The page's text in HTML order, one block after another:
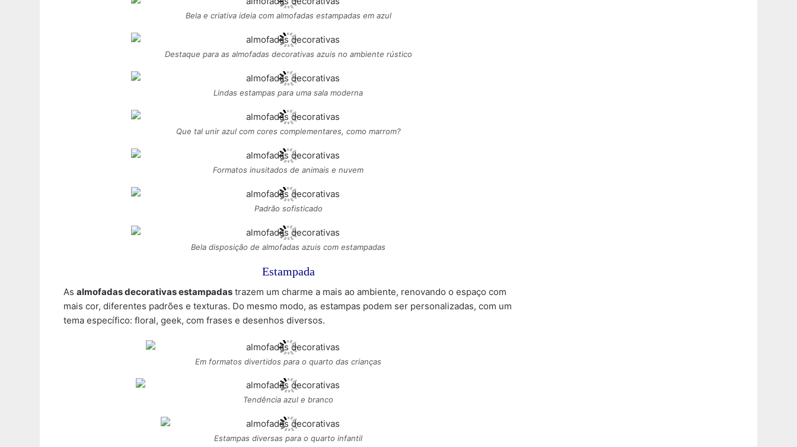
Bela e criativa ideia com almofadas estampadas em azul
Destaque para as almofadas decorativas azuis no ambiente rústico
Lindas estampas para uma sala moderna
Que tal unir azul com cores complementares, como marrom?
Formatos inusitados de animais e nuvem
Padrão sofisticado
Bela disposição de almofadas azuis com estampadas
Estampada
As almofadas decorativas estampadas trazem um charme a mais ao ambiente, renovando o espaço com
mais cor, diferentes padrões e texturas. Do mesmo modo, as estampas podem ser personalizadas, com um
tema específico: floral, geek, com frases e desenhos diversos.
Em formatos divertidos para o quarto das crianças
Tendência azul e branco
Estampas diversas para o quarto infantil